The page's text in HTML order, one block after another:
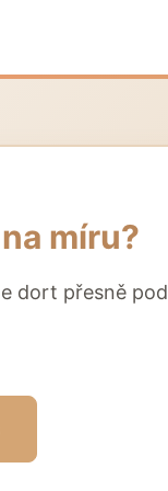
míru?
dort přesně